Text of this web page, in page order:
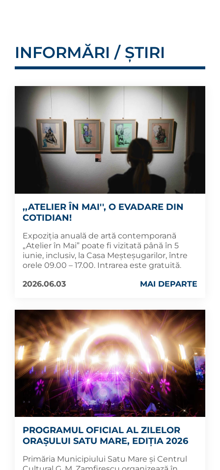
INFORMĂRI / ȘTIRI
,,ATELIER ÎN MAI'', O EVADARE DIN
COTIDIAN!
Expoziția anuală de artă contemporană
„Atelier în Mai” poate fi vizitată până în 5
iunie, inclusiv, la Casa Meșteșugarilor, între
orele 09.00 – 17.00. Intrarea este gratuită.
2026.06.03
MAI DEPARTE
PROGRAMUL OFICIAL AL ZILELOR
ORAȘULUI SATU MARE, EDIȚIA 2026
Primăria Municipiului Satu Mare și Centrul